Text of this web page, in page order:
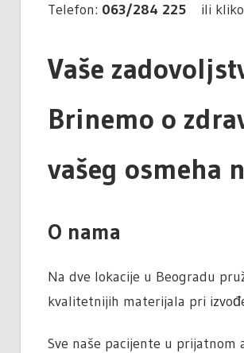
Telefon: 063/284 225ili
Vaše
Brinemo o
vašeg osmeha
O nama
Na dve lokacije u Beogradu
kvalitetnijih materijala pri
Sve naše pacijente u